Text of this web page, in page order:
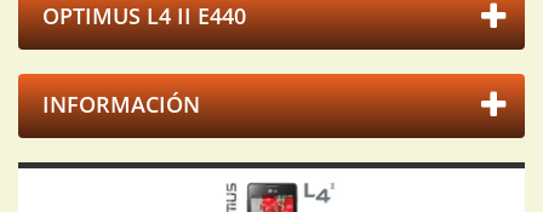
OPTIMUS L4 II E440
INFORMACIÓN